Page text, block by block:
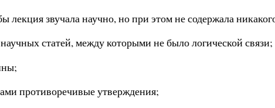
лекция звучала научно, но при этом не содержала
статей, между которыми не было логической связи;
противоречивые утверждения;